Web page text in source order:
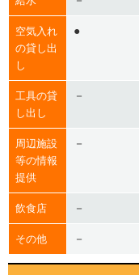
空気入れ
の貸し出
し
●
工具の貸
し出し
－
周辺施設
等の情報
提供
－
飲食店 －
その他 －